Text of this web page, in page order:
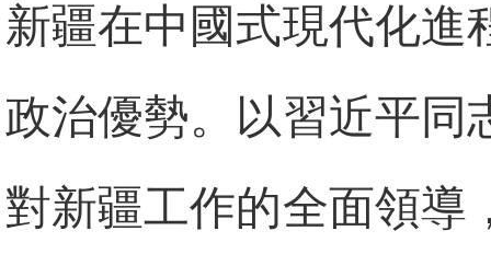
新疆在中國式現代化進
政治優勢。以習近平同
對新疆工作的全面領導